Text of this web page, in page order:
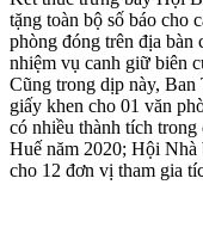
tặng toàn bộ số báo cho
phòng đóng trên địa bàn
nhiệm vụ canh giữ biên
Cũng trong dịp này,
giấy khen cho 01 văn
có nhiều thành tích
Huế năm 2020; Hội
cho 12 đơn vị tham gia